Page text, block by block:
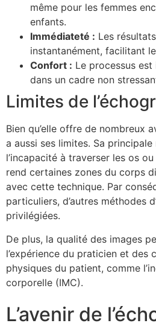
même pour les femmes
enfants.
Immédiateté : Les
instantanément, facilitant
Confort : Le processus
dans un cadre non
Limites de
Bien qu’elle offre de nombreux
a aussi ses limites. Sa
l’incapacité à traverser les os
rend certaines zones du corps
avec cette technique. Par
particuliers, d’autres méthodes
privilégiées.
De plus, la qualité des images
l’expérience du praticien et des
physiques du patient, comme
corporelle (IMC).
L’avenir de